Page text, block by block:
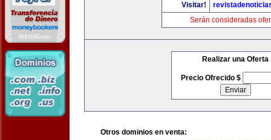
Visitar!
Serán consideradas
Realizar una Oferta
Precio Ofrecido $
Otros dominios en venta: